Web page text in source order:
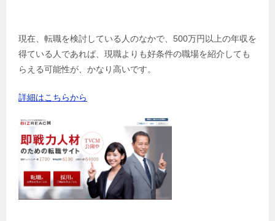
現在、転職を検討している人のなかで、500万円以上の年収を
得ている人であれば、現職よりも好条件の職場を紹介しても
らえる可能性が、かなり高いです。
詳細はこちらから